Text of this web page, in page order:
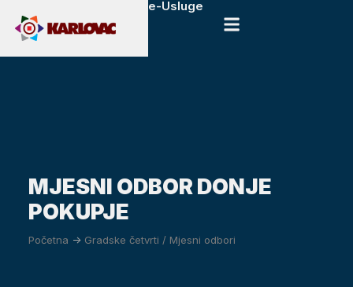
e-Usluge
MJESNI ODBOR DONJE
POKUPJE
Početna -> Gradske četvrti / Mjesni odbori